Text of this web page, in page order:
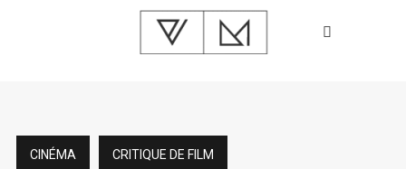
CINÉMA CRITIQUE DE FILM